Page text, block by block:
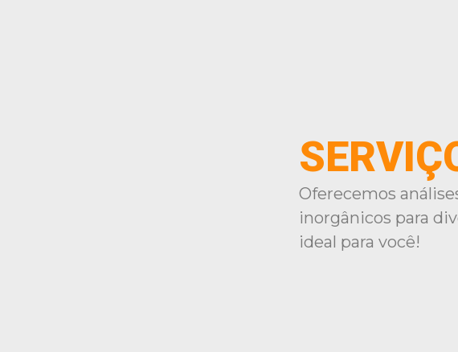
Oferecemos
inorgânicos para
ideal para você!